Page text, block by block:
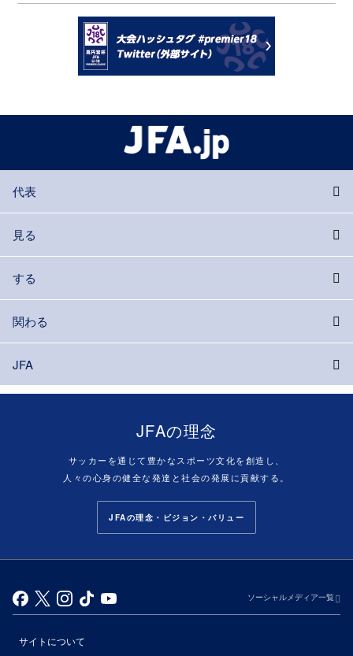
代表
見る
する
関わる
JFA
JFAの理念
サッカーを通じて豊かなスポーツ文化を創造し、
人々の心身の健全な発達と社会の発展に貢献する。
JFAの理念・ビジョン・バリュー
ソーシャルメディア一覧
サイトについて